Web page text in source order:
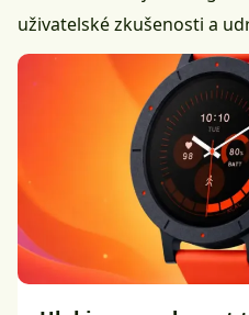
uživatelské zkušenosti a